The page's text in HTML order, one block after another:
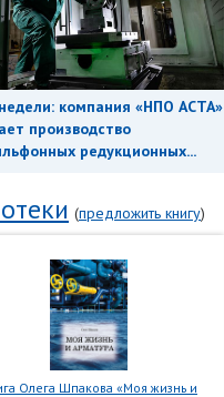
компания «НПО АСТА»
производство
редукционных...
(предложить книгу)
Олега Шпакова «Моя жизнь и